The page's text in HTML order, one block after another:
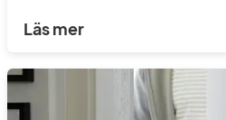
Läs mer